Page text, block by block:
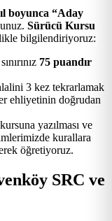
boyunca “Aday
Sürücü Kursu
bilgilendiriyoruz:
75 puandır
3 kez tekrarlamak
ehliyetinin doğrudan
yazılması ve
kurallara
öğretiyoruz.
SRC ve